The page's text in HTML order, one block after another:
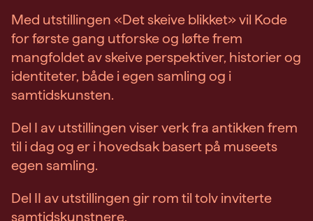
Med utstillingen «Det skeive blikket» vil Kode
for første gang utforske og løfte frem
mangfoldet av skeive perspektiver, historier og
identiteter, både i egen samling og i
samtidskunsten.
Del I av utstillingen viser verk fra antikken frem
til i dag og er i hovedsak basert på museets
egen samling.
Del II av utstillingen gir rom til tolv inviterte
samtidskunstnere.